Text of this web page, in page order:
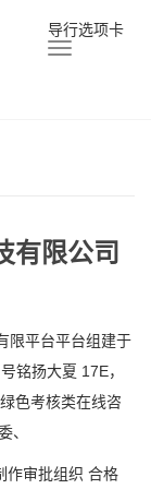
导行选项卡
有限公司
限平台平台组建于
铭扬大夏 17E，
色考核类在线咨
、
作审批组织 合格